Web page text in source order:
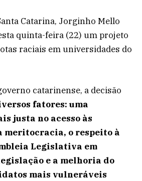
Catarina, Jorginho Mello
quinta-feira (22) um projeto
raciais em universidades do
catarinense, a decisão
fatores: uma
justa no acesso às
meritocracia, o respeito à
Legislativa em
e a melhoria do
mais vulneráveis